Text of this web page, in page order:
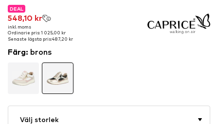
DEAL
548,10 kr
inkl. moms
Ordinarie pris: 1 025,00 kr
Senaste lägsta pris:487,20 kr
DEAL
548,10 kr
inkl. moms
Ordinarie pris: 1 025,00 kr
Senaste lägsta pris:487,20 kr
Färg: brons
Välj storlek